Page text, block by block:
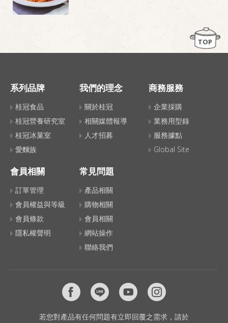
TOP
系列品牌
桂冠食品
桂冠營養研究室
桂冠冰菓室
愛麵族
我們的理念
關於桂冠
相關媒體報導
人才招募
商務服務
企業採購
業務用型錄
服務據點
Global Site
會員相關
訂單管理
會員權益與等級
會員條款
隱私權聲明
常見問題
產品相關
購物相關
會員相關
網站操作
聯絡我們
若您對產品有任何問題有立即回覆之需求，請於